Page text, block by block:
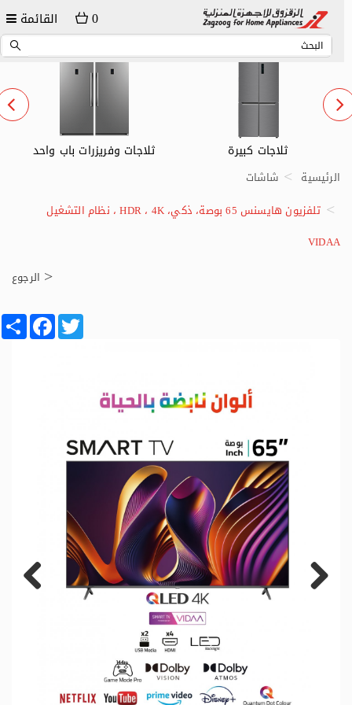
القائمة 0
ثلاجات وفريزرات باب واحد ثلاجات صغيرة
الرئيسية
شاشات
تلفزيون هايسنس 65 بوصة، ذكي، HDR ، 4K ، نظام التشغيل
VIDAA
الرجوع
Share
FacebookTwitter